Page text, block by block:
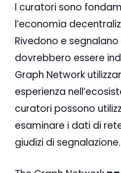
I curatori sono
l’economia
Rivedono e
dovrebbero essere
Graph Network
esperienza
curatori possono
esaminare i dati di
giudizi di segnalazione.